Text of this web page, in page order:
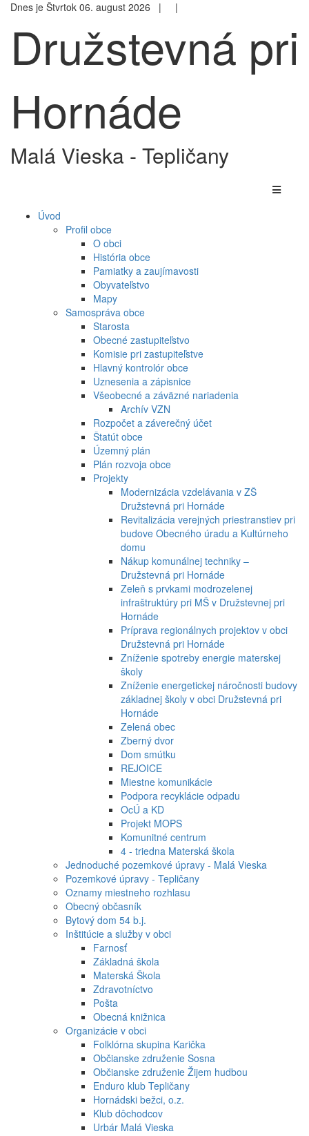
Dnes je Štvrtok 06. august 2026 | |
Družstevná pri
Hornáde
Malá Vieska - Tepličany
Úvod
Profil obce
O obci
História obce
Pamiatky a zaujímavosti
Obyvateľstvo
Mapy
Samospráva obce
Starosta
Obecné zastupiteľstvo
Komisie pri zastupiteľstve
Hlavný kontrolór obce
Uznesenia a zápisnice
Všeobecné a záväzné nariadenia
Archív VZN
Rozpočet a záverečný účet
Štatút obce
Územný plán
Plán rozvoja obce
Projekty
Modernizácia vzdelávania v ZŠ
Družstevná pri Hornáde
Revitalizácia verejných priestranstiev pri
budove Obecného úradu a Kultúrneho
domu
Nákup komunálnej techniky –
Družstevná pri Hornáde
Zeleň s prvkami modrozelenej
infraštruktúry pri MŠ v Družstevnej pri
Hornáde
Príprava regionálnych projektov v obci
Družstevná pri Hornáde
Zníženie spotreby energie materskej
školy
Zníženie energetickej náročnosti budovy
základnej školy v obci Družstevná pri
Hornáde
Zelená obec
Zberný dvor
Dom smútku
REJOICE
Miestne komunikácie
Podpora recyklácie odpadu
OcÚ a KD
Projekt MOPS
Komunitné centrum
4 - triedna Materská škola
Jednoduché pozemkové úpravy - Malá Vieska
Pozemkové úpravy - Tepličany
Oznamy miestneho rozhlasu
Obecný občasník
Bytový dom 54 b.j.
Inštitúcie a služby v obci
Farnosť
Základná škola
Materská Škola
Zdravotníctvo
Pošta
Obecná knižnica
Organizácie v obci
Folklórna skupina Karička
Občianske združenie Sosna
Občianske združenie Žijem hudbou
Enduro klub Tepličany
Hornádski bežci, o.z.
Klub dôchodcov
Urbár Malá Vieska